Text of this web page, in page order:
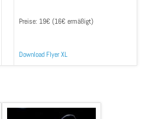
Preise: 19€ (16€ ermäßigt)
Download Flyer XL